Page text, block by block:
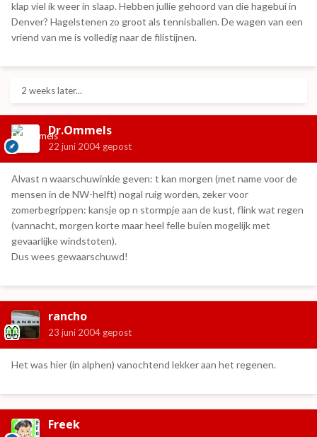
klap viel ik weer in slaap. Hebben jullie gehoord van die hagebui in
Denver? Hagelstenen zo groot als tennisballen. De wagen van een
vriend van me is volledig naar de filistijnen.
2 weeks later...
Dr.Ommels
22 juni 2004 gepost
Alvast n waarschuwinkie geven: t kan morgen (met name voor de
mensen in de NW-helft) nogal ruig worden, zeker voor
zomerbegrippen: kansje op n stormpje aan de kust, flink wat regen
(vannacht, morgen korte maar heel felle buien mogelijk met
gevaarlijke windstoten).
Dus wees gewaarschuwd!
rancho
23 juni 2004 gepost
Het was hier (in alphen) vanochtend lekker aan het regenen.
Freek